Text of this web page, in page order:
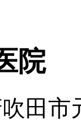
院
田